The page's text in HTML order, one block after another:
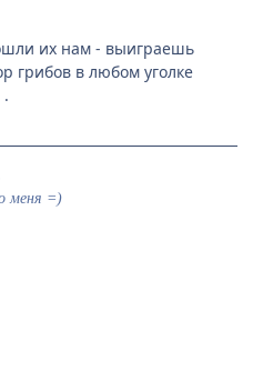
их нам - выиграешь
грибов в любом уголке
меня =)